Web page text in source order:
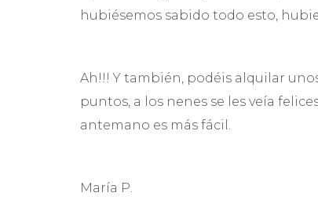
hubiésemos sabido todo esto,
Ah!!! Y también, podéis alquilar
puntos, a los nenes se les veía
antemano es más fácil.
María P.